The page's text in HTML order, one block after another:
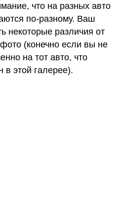
что на разных авто
по-разному. Ваш
некоторые различия от
(конечно если вы не
на тот авто, что
в этой галерее).